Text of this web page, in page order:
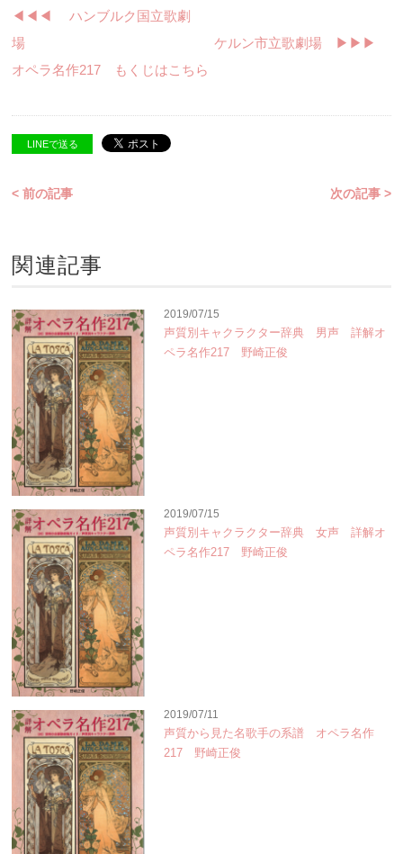
◀︎◀︎◀︎ ハンブルク国立歌劇
場
ケルン市立歌劇場 ▶︎▶︎▶︎
オペラ名作217 もくじはこちら
LINEで送る
< 前の記事 次の記事 >
関連記事
2019/07/15
声質別キャクラクター辞典 男声 詳解オ
ペラ名作217 野崎正俊
2019/07/15
声質別キャクラクター辞典 女声 詳解オ
ペラ名作217 野崎正俊
2019/07/11
声質から見た名歌手の系譜 オペラ名作
217 野崎正俊